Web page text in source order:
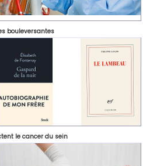
bouleversantes
le cancer du sein